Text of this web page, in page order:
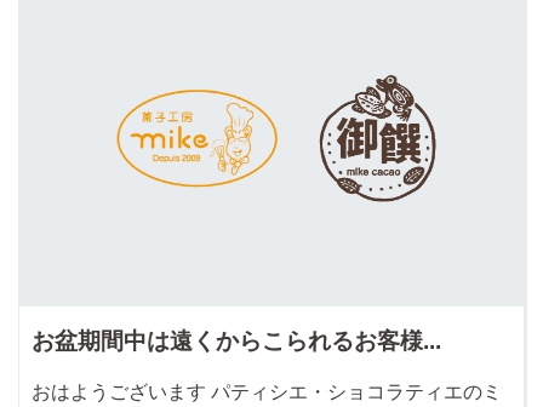
お盆期間中は遠くからこられるお客様...
おはようございます パティシエ・ショコラティエのミ